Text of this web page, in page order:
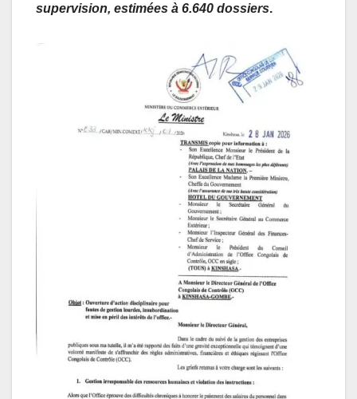
supervision, estimées à 6.640 dossiers.